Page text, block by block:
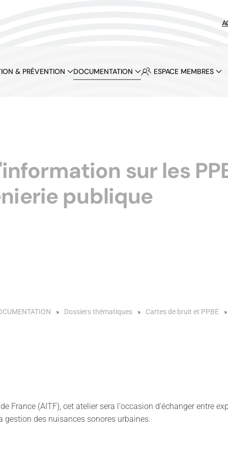
& PRÉVENTION DOCUMENTATION ESPACE MEMBRES
sur les
publique
Dossiers thématiques Cartes de bruit et PPBE
France (AITF), cet atelier sera l'occasion d'échanger entre
des nuisances sonores urbaines.